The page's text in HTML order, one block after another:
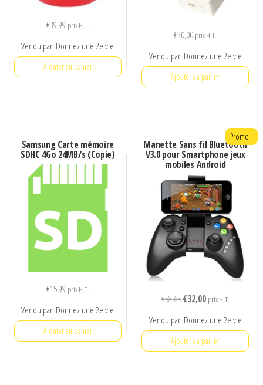
€39,99 prix H.T.
Vendu par: Donnez une 2e vie
Ajouter au panier
€30,00 prix H.T.
Vendu par: Donnez une 2e vie
Ajouter au panier
Samsung Carte mémoire
SDHC 4Go 24MB/s (Copie)
€15,99 prix H.T.
Vendu par: Donnez une 2e vie
Ajouter au panier
Manette Sans fil Bluetooth
V3.0 pour Smartphone jeux
mobiles Android
Promo !
€58,65 Le
initial
était :
€58,65.
€32,00Le
actuel
est :
€32,00.
prix H.T.
Vendu par: Donnez une 2e vie
Ajouter au panier